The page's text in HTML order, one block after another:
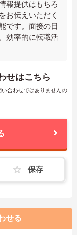
報提供はもちろ
お伝えいただく
です。面接の日
効率的に転職活
せはこちら
合わせではありませんの
保存
せる